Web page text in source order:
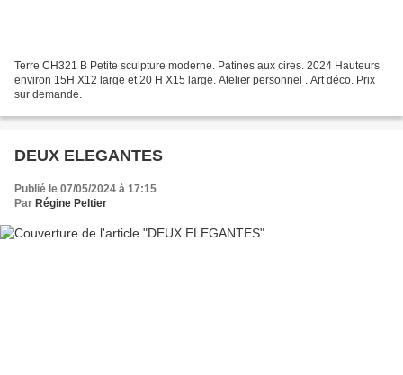
Terre CH321 B Petite sculpture moderne. Patines aux cires. 2024 Hauteurs
environ 15H X12 large et 20 H X15 large. Atelier personnel . Art déco. Prix
sur demande.
DEUX ELEGANTES
Publié le 07/05/2024 à 17:15
Par Régine Peltier